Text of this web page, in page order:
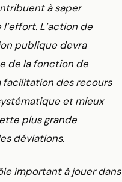
à saper
L’action de
publique devra
de la fonction de
facilitation des recours
et mieux
plus grande
déviations.
important à jouer dans